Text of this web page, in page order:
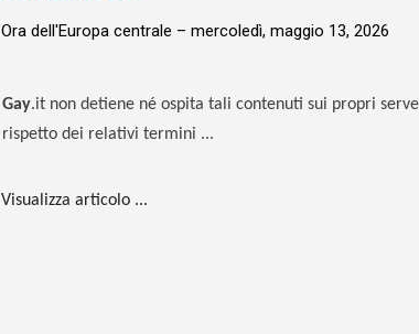
Ora dell'Europa centrale – mercoledì, maggio 13, 2026
Gay.it non detiene né ospita tali contenuti sui propri
rispetto dei relativi termini ...
Visualizza articolo ...